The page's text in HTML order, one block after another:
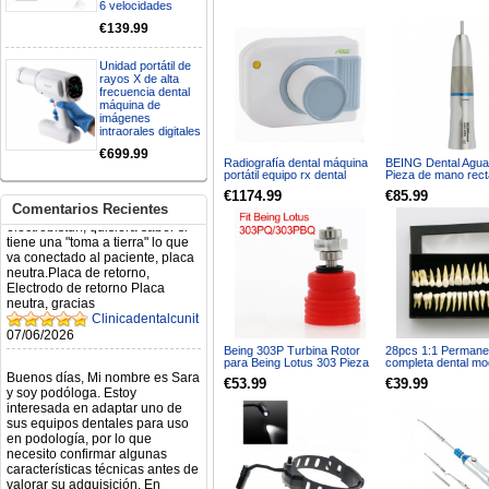
6 velocidades
€139.99
Unidad portátil de
rayos X de alta
frecuencia dental
máquina de
imágenes
intraorales digitales
€699.99
Comentarios Recientes
29/07/2026
Mi formulario de pedido: S /
N.2026060712980804 ,
BUENOS DIAS CUANDO
RECIBIRE MI PEDIDO,
GRACIAS
clinicadentalcunit
11/06/2026
Artículo. DDE0032580
electróbisturí, quisiera saber si
tiene una "toma a tierra" lo que
va conectado al paciente, placa
neutra.Placa de retorno,
Electrodo de retorno Placa
neutra, gracias
Clinicadentalcunit
07/06/2026
Buenos días, Mi nombre es Sara
y soy podóloga. Estoy
interesada en adaptar uno de
sus equipos dentales para uso
en podología, por lo que
necesito confirmar algunas
características técnicas antes de
valorar su adquisición. En
Radiografía dental máquina
portátil equipo rx dental
€1174.99
BEING Dental
Pieza de mano
202SH Tipo E
€85.99
Being 303P Turbina Rotor
para Being Lotus 303 Pieza
Torsión
€53.99
28pcs 1:1
completa dental
€39.99